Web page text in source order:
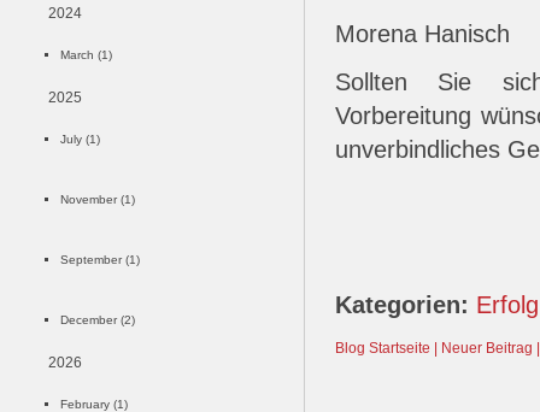
2024
March (1)
2025
July (1)
November (1)
September (1)
December (2)
2026
February (1)
Morena Hanisch
Sollten Sie
Vorbereitung
unverbindliches
Kategorien: Erfolg
Blog Startseite | Neuer Beitrag |